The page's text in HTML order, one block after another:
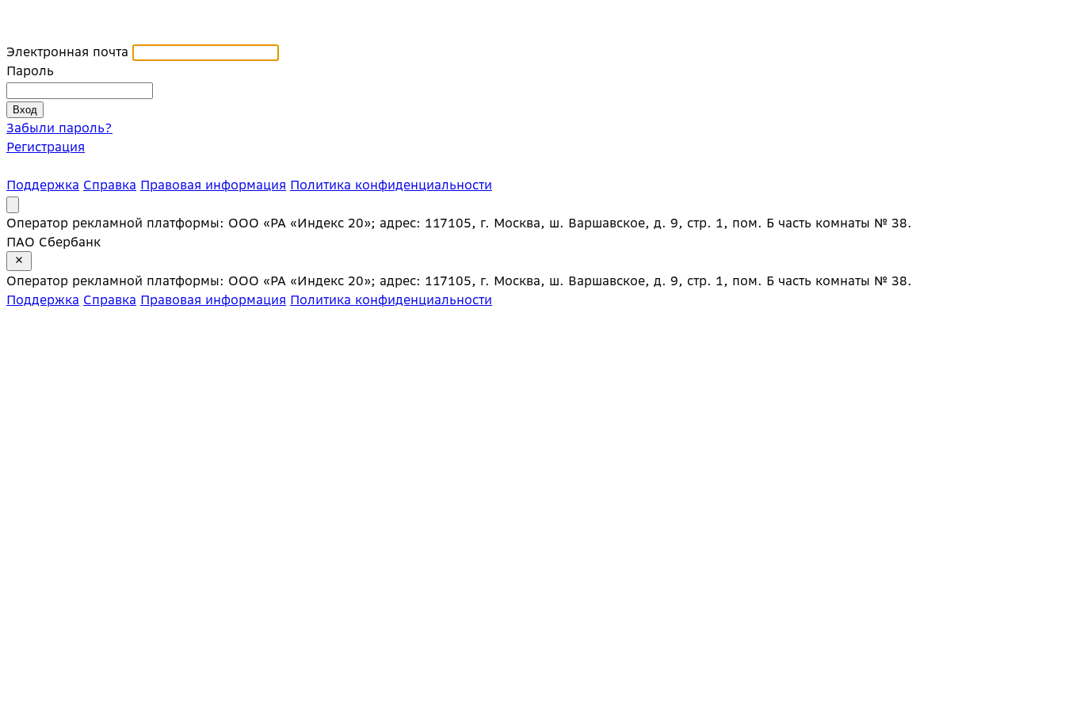
Электронная почта
Пароль
Забыли пароль?
Регистрация
Поддержка Справка Правовая информация Политика конфиденциальности
Оператор рекламной платформы: ООО «РА «Индекс 20»; адрес: 117105, г. Москва, ш. Варшавское, д. 9, стр. 1, пом. Б часть комнаты № 38.
ПАО Сбербанк
Оператор рекламной платформы: ООО «РА «Индекс 20»; адрес: 117105, г. Москва, ш. Варшавское, д. 9, стр. 1, пом. Б часть комнаты № 38.
Поддержка Справка Правовая информация Политика конфиденциальности